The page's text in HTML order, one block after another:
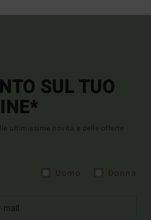
SUL TUO
ultimissime novità e delle offerte